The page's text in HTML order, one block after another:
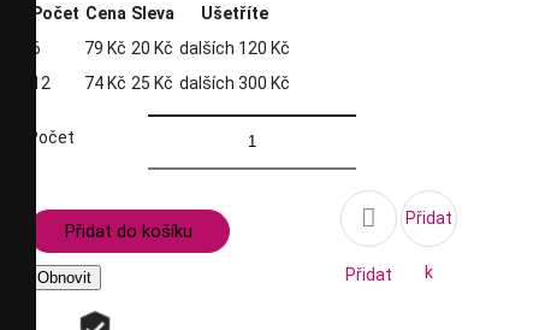
Počet Cena Sleva
Ušetříte
6
79 Kč 20 Kč dalších 120 Kč
12
74 Kč 25 Kč dalších 300 Kč
Počet
Přidat do košíku 
Přidat
Přidat
k